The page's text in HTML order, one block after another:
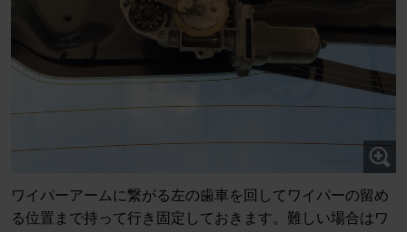
ワイパーアームに繋がる左の歯車を回してワイパーの留め
る位置まで持って行き固定しておきます。難しい場合はワ